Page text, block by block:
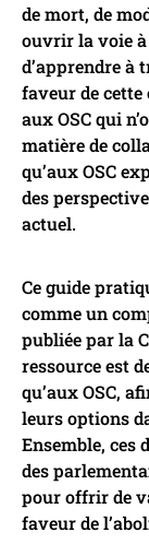
de mort, de
ouvrir la voie
d’apprendre à
faveur de cette
aux OSC qui
matière de
qu’aux OSC
des
actuel.
Ce guide
comme un
publiée par la
ressource est
qu’aux OSC,
leurs options
Ensemble, ces
des
pour offrir de
faveur de